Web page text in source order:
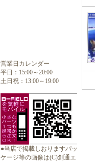
営業日カレンダー
平日：15:00～20:00
土日祝：13:00～19:00
●当店で掲載しおりますパッ
ケージ等の画像は(C)創通エ